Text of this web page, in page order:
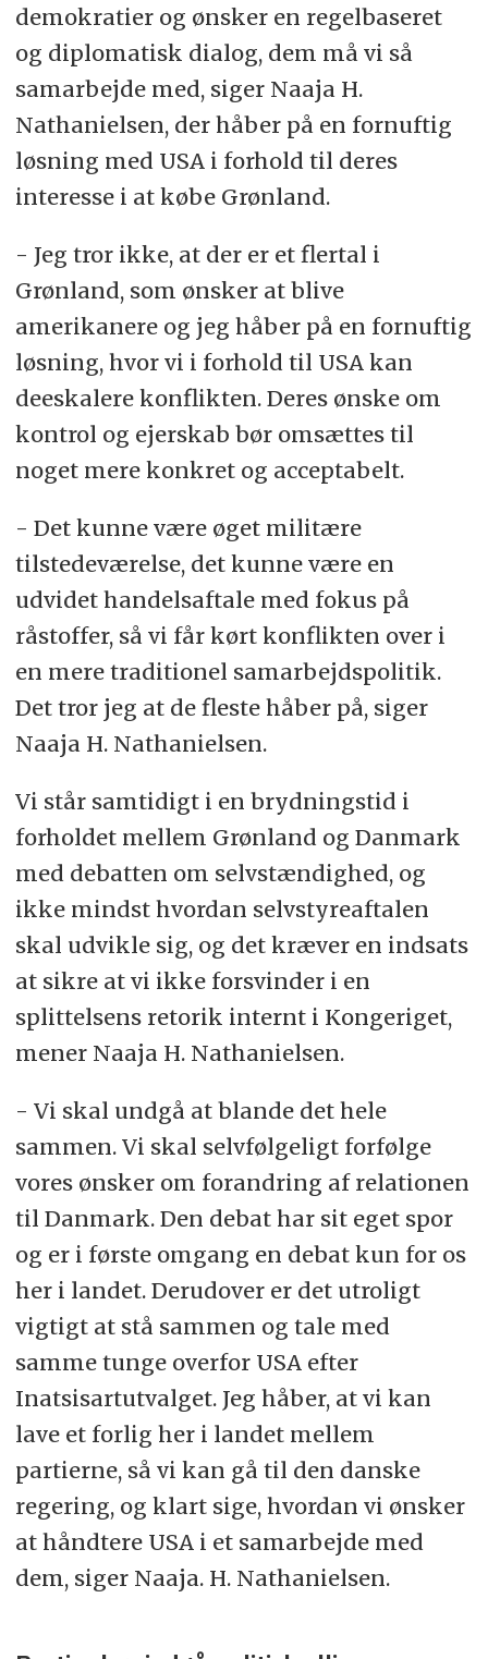
demokratier og ønsker en regelbaseret
og diplomatisk dialog, dem må vi så
samarbejde med, siger Naaja H.
Nathanielsen, der håber på en fornuftig
løsning med USA i forhold til deres
interesse i at købe Grønland.
- Jeg tror ikke, at der er et flertal i
Grønland, som ønsker at blive
amerikanere og jeg håber på en fornuftig
løsning, hvor vi i forhold til USA kan
deeskalere konflikten. Deres ønske om
kontrol og ejerskab bør omsættes til
noget mere konkret og acceptabelt.
- Det kunne være øget militære
tilstedeværelse, det kunne være en
udvidet handelsaftale med fokus på
råstoffer, så vi får kørt konflikten over i
en mere traditionel samarbejdspolitik.
Det tror jeg at de fleste håber på, siger
Naaja H. Nathanielsen.
Vi står samtidigt i en brydningstid i
forholdet mellem Grønland og Danmark
med debatten om selvstændighed, og
ikke mindst hvordan selvstyreaftalen
skal udvikle sig, og det kræver en indsats
at sikre at vi ikke forsvinder i en
splittelsens retorik internt i Kongeriget,
mener Naaja H. Nathanielsen.
- Vi skal undgå at blande det hele
sammen. Vi skal selvfølgeligt forfølge
vores ønsker om forandring af relationen
til Danmark. Den debat har sit eget spor
og er i første omgang en debat kun for os
her i landet. Derudover er det utroligt
vigtigt at stå sammen og tale med
samme tunge overfor USA efter
Inatsisartutvalget. Jeg håber, at vi kan
lave et forlig her i landet mellem
partierne, så vi kan gå til den danske
regering, og klart sige, hvordan vi ønsker
at håndtere USA i et samarbejde med
dem, siger Naaja. H. Nathanielsen.